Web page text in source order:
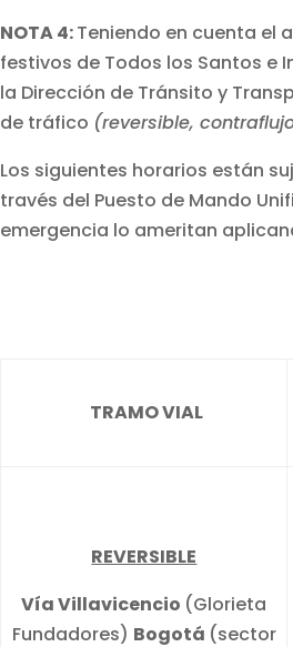
NOTA 4:Teniendo en cuenta el
festivos de Todos los Santos e
la Dirección de Tránsito y
de tráfico (reversible,
Los siguientes horarios están
través del Puesto de Mando
emergencia lo ameritan
TRAMO VIAL
REVERSIBLE
Vía Villavicencio (Glorieta
Fundadores) Bogotá (sector